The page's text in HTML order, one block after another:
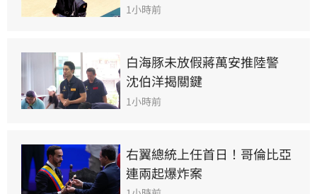
1小時前
白海豚未放假蔣萬安推陸警
沈伯洋揭關鍵
1小時前
右翼總統上任首日！哥倫比亞
連兩起爆炸案